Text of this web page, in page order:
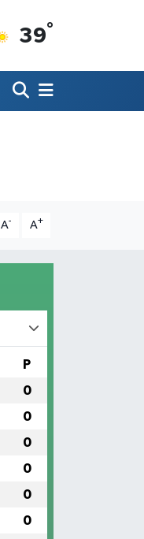
39°
A- A+
P
0
0
0
0
0
0